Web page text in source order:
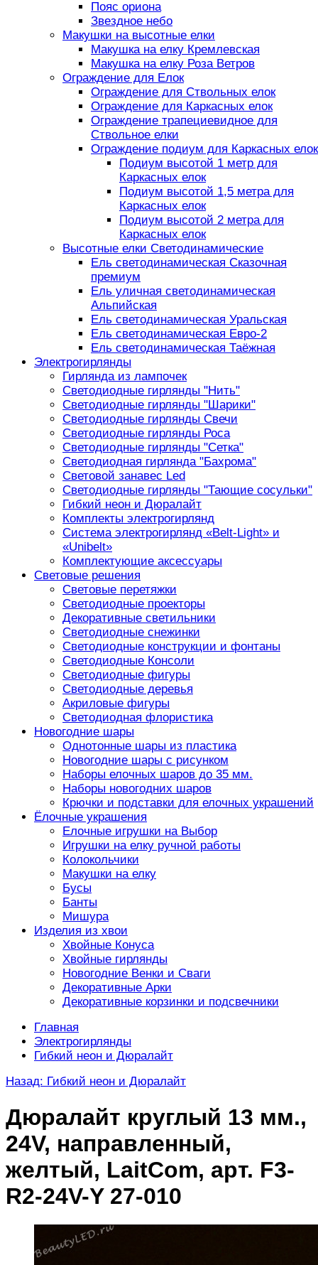
Пояс ориона
Звездное небо
Макушки на высотные елки
Макушка на елку Кремлевская
Макушка на елку Роза Ветров
Ограждение для Елок
Ограждение для Ствольных елок
Ограждение для Каркасных елок
Ограждение трапециевидное для
Ствольное елки
Ограждение подиум для Каркасных елок
Подиум высотой 1 метр для
Каркасных елок
Подиум высотой 1,5 метра для
Каркасных елок
Подиум высотой 2 метра для
Каркасных елок
Высотные елки Светодинамические
Ель светодинамическая Сказочная
премиум
Ель уличная светодинамическая
Альпийская
Ель светодинамическая Уральская
Ель светодинамическая Евро-2
Ель светодинамическая Таёжная
Электрогирлянды
Гирлянда из лампочек
Светодиодные гирлянды "Нить"
Светодиодные гирлянды "Шарики"
Светодиодные гирлянды Свечи
Светодиодные гирлянды Роса
Светодиодные гирлянды "Сетка"
Светодиодная гирлянда "Бахрома"
Световой занавес Led
Светодиодные гирлянды "Тающие сосульки"
Гибкий неон и Дюралайт
Комплекты электрогирлянд
Система электрогирлянд «Belt-Light» и
«Unibelt»
Комплектующие аксессуары
Световые решения
Световые перетяжки
Светодиодные проекторы
Декоративные светильники
Светодиодные снежинки
Светодиодные конструкции и фонтаны
Светодиодные Консоли
Светодиодные фигуры
Светодиодные деревья
Акриловые фигуры
Светодиодная флористика
Новогодние шары
Однотонные шары из пластика
Новогодние шары с рисунком
Наборы елочных шаров до 35 мм.
Наборы новогодних шаров
Крючки и подставки для елочных украшений
Ёлочные украшения
Елочные игрушки на Выбор
Игрушки на елку ручной работы
Колокольчики
Макушки на елку
Бусы
Банты
Мишура
Изделия из хвои
Хвойные Конуса
Хвойные гирлянды
Новогодние Венки и Сваги
Декоративные Арки
Декоративные корзинки и подсвечники
Главная
Электрогирлянды
Гибкий неон и Дюралайт
Назад: Гибкий неон и Дюралайт
Дюралайт круглый 13 мм.,
24V, направленный,
желтый, LaitCom, арт. F3-
R2-24V-Y 27-010